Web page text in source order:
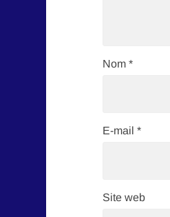
Nom *
E-mail *
Site web